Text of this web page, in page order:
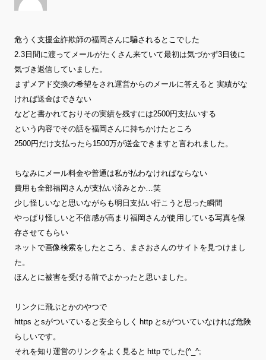
危うく支援金詐欺師の福岡さんに騙されるとこでした
2.3日間に渡ってメールがたくさん来ていて最初は気づかず3日後に
気づき返信していました。
まずメアド交換の希望をされ運営からのメールに答えると 実績がな
ければ送金はできない
などと書かれておりその実績を残すには2500円支払いする
という内容でその話を福岡さんに持ちかけたところ
2500円だけ支払ったら1500万が送金できますと言われました。
ちなみにメール料金や普通は私が払わなければならない
費用も全部福岡さんが支払い済みとか…笑
少し怪しいなと思いながらも明日支払い行こうと思った瞬間
やっぱり怪しいと不信感が高まり福岡さんが使用している写真を保
存させてもらい
ネットで画像検索をしたところ、まさおさんのサイトを見つけまし
た。
ほんとに被害を受ける前でよかったと思いました。
リンクに飛ぶとかのやつで
https とsがついていると安全らしく http とsがついていなければ危険
らしいです。
それを知り運営のリンクをよく見ると http でした(^_^;